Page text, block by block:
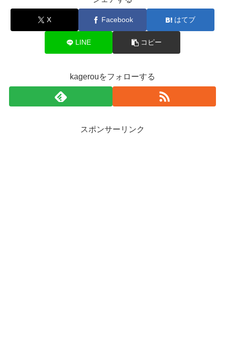
X Facebook はてブ
LINE コピー
kagerouをフォローする
スポンサーリンク